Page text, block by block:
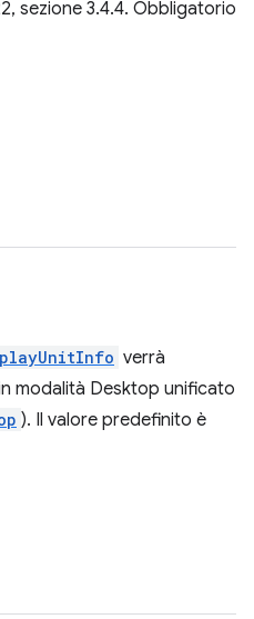
sezione 3.4.4. Obbligatorio
verrà
modalità Desktop unificato
). Il valore predefinito è